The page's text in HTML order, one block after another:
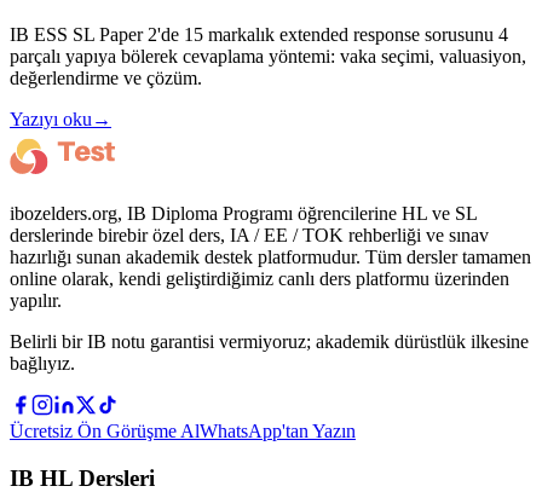
IB ESS SL Paper 2'de 15 markalık extended response sorusunu 4
parçalı yapıya bölerek cevaplama yöntemi: vaka seçimi, valuasiyon,
değerlendirme ve çözüm.
Yazıyı oku →
ibozelders.org, IB Diploma Programı öğrencilerine HL ve SL
derslerinde birebir özel ders, IA / EE / TOK rehberliği ve sınav
hazırlığı sunan akademik destek platformudur. Tüm dersler tamamen
online olarak, kendi geliştirdiğimiz canlı ders platformu üzerinden
yapılır.
Belirli bir IB notu garantisi vermiyoruz; akademik dürüstlük ilkesine
bağlıyız.
Ücretsiz Ön Görüşme AlWhatsApp'tan Yazın
IB HL Dersleri